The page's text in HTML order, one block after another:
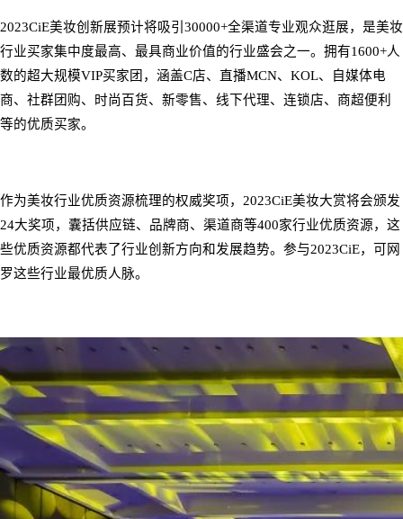
2023CiE美妆创新展预计将吸引 30000+全渠道专业观众逛展，是美妆
行业买家集中度最高、最具商业价值的行业盛会之一。 拥有1600+人
数的超大规模VIP买家团，涵盖C店、直播MCN、 KOL、自媒体电
商、社群团购、时尚百货、新零售、线下代理、连锁店、商超便利
等的优质买家。
作为美妆行业优质资源梳理的权威奖项， 2023CiE美妆大赏将会颁发
24大奖项，囊括供应链、品牌商、渠道商等400家行业优质资源，这
些优质资源都代表了行业创新方向和发展趋势。参与2023CiE，可网
罗这些行业最优质人脉。